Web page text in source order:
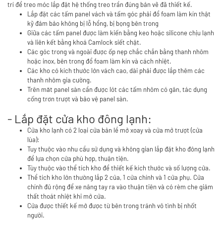
trí để treo móc lắp đặt hệ thống treo trần đúng bản vẽ đã thiết kế.
Lắp đặt các tấm panel vách và tấm góc phải đổ foam làm kín thật
kỹ đảm bảo không bị lỗ hổng, bị bọng bên trong
Giữa các tấm panel được làm kiến bằng keo hoặc silicone chịu lạnh
và liên kết bằng khoá Camlock siết chặt.
Các góc trong và ngoài được ốp nẹp chắc chắn bằng thanh nhôm
hoặc inox, bên trong đổ foam làm kín và cách nhiệt.
Các kho có kích thước lớn vách cao, dài phải được lắp thêm các
thanh nhôm gia cường.
Trên măt panel sàn cần được lót các tấm nhôm có gân, tác dụng
cống trơn trượt và bảo vệ panel sàn.
- Lắp đặt cửa kho đông lạnh:
Cửa kho lạnh có 2 loại cửa bản lề mở xoay và cửa mở trượt (cửa
lùa):
Tuy thuộc vào nhu cầu sử dụng và không gian lắp đặt kho đông lạnh
để lựa chọn cửa phù hợp, thuận tiện.
Tùy thuộc vào thể tích kho để thiết kế kích thước và số lượng cửa.
Thể tích kho lớn thường lắp 2 của, 1 cửa chính và 1 cửa phụ. Cửa
chính đủ rộng để xe nâng tay ra vào thuận tiên và có rèm che giảm
thất thoát nhiệt khi mở cửa.
Cửa được thiết kế mở được từ bên trong tránh vô tình bị nhốt
người.